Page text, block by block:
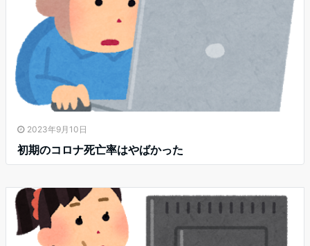
2023年9月10日
初期のコロナ死亡率はやばかった